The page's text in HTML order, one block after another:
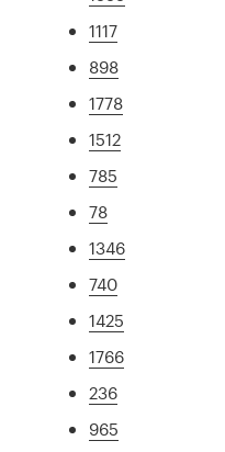
1117
898
1778
1512
785
78
1346
740
1425
1766
236
965